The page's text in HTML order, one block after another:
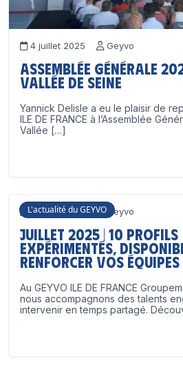
4 juillet 2025 Geyvo
Assemblée Générale
Vallée de Seine
Yannick Delisle a eu le plaisir de
ILE DE FRANCE à l’Assemblée
Vallée […]
L'actualité du GEYVO
3 juillet 2025 Geyvo
Juillet 2025 | 10 profils
expérimentés,
renforcer vos équipes
Au GEYVO ILE DE FRANCE
nous accompagnons des talents
intervenir en temps partagé.